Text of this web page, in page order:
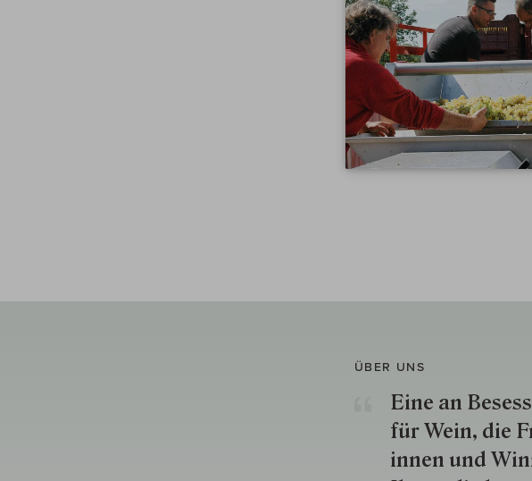
ÜBER UNS
Eine an
für Wein, die
innen und